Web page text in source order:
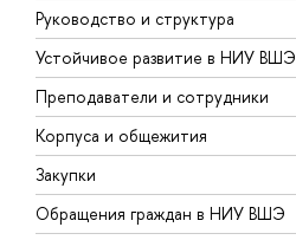
Руководство и структура
Устойчивое развитие в НИУ ВШЭ
Преподаватели и сотрудники
Корпуса и общежития
Закупки
Обращения граждан в НИУ ВШЭ